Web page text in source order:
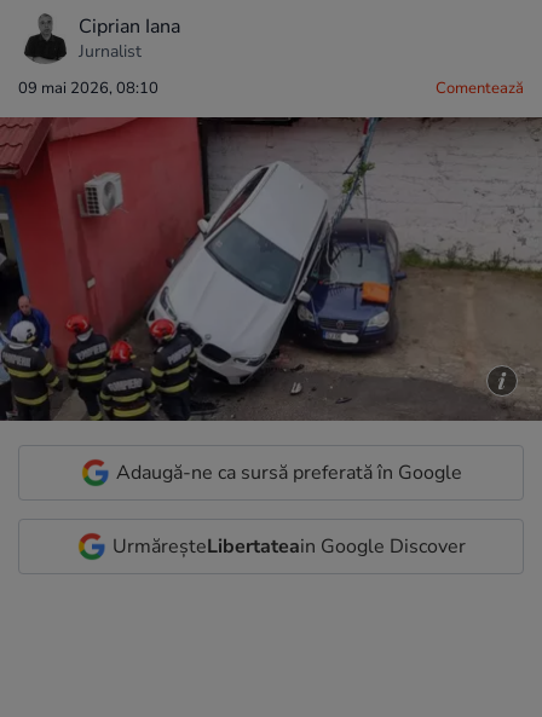
Ciprian Iana
Jurnalist
09 mai 2026, 08:10 Comentează
Adaugă-ne ca sursă preferată în Google
UrmăreșteLibertateain Google Discover